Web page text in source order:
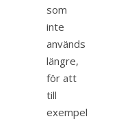
som
inte
används
längre,
för att
till
exempel